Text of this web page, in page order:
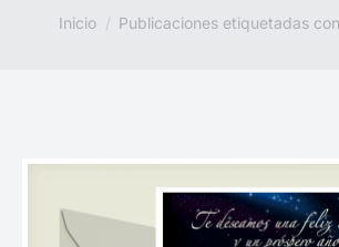
Estás aquí:
Inicio Publicaciones etiquetadas